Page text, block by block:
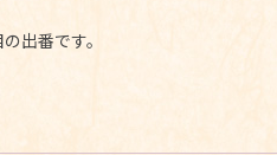
出番です。